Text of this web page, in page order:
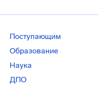
Поступающим
Образование
Наука
ДПО